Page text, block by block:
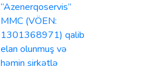
“Azenerqoservis”
MMC (VÖEN:
1301368971) qalib
elan olunmuş və
həmin şirkətlə